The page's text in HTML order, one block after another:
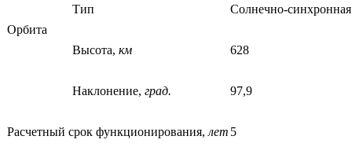
Орбита
Тип Солнечно-синхронная
Высота, км 628
Наклонение, град. 97,9
Расчетный срок функционирования, лет 5